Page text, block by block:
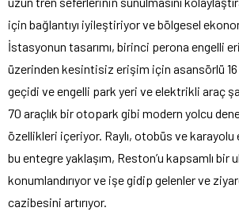
için bağlantıyı iyileştiriyor ve bölgesel
İstasyonun tasarımı, birinci perona engelli
üzerinden kesintisiz erişim için asansörlü
geçidi ve engelli park yeri ve elektrikli araç
70 araçlık bir otopark gibi modern yolcu
özellikleri içeriyor. Raylı, otobüs ve
bu entegre yaklaşım, Reston’u kapsamlı bir
konumlandırıyor ve işe gidip gelenler ve
cazibesini artırıyor.